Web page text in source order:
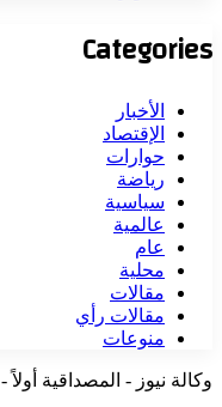
Categories
الأخبار
الإقتصاد
حوارات
رياضة
سياسية
عالمية
عام
محلية
مقالات
مقالات رأي
منوعات
وكالة نيوز - المصداقية أولاً - 2026